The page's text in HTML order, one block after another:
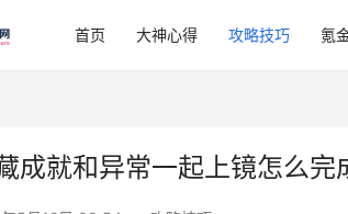
首页 大神心得 攻略技巧 氪
成就和异常一起上镜怎么完